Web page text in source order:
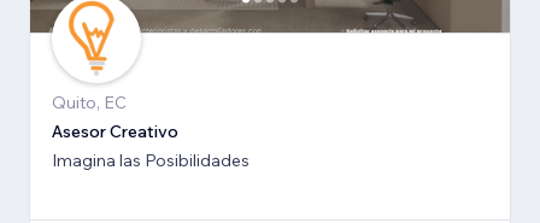
Quito, EC
Asesor Creativo
Imagina las Posibilidades